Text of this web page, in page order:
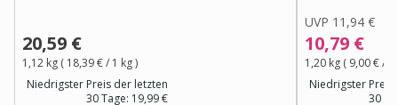
20,59 €
1,12 kg ( 18,39 €/ 1 kg)
Niedrigster Preis der letzten
30 Tage: 19,99 €
UVP 11,94 €
10,79 €
1,20 kg ( 9,00 €/ 1
Niedrigster Preis
30